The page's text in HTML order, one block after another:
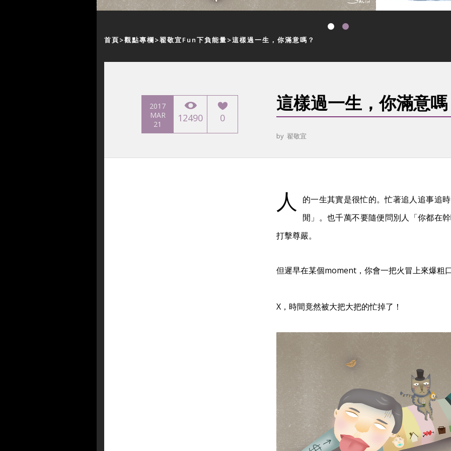
首頁 觀點專欄 翟敬宜Fun下負能量 這樣過一生，你滿意嗎？
2017
MAR
21
12490 0
這樣過一生，你滿意
by 翟敬宜
人
的一生其實是很忙的。忙著追人追事追
閒」。也千萬不要隨便問別人「你都在
打擊尊嚴。
但遲早在某個moment，你會一把火冒上來爆粗
X，時間竟然被大把大把的忙掉了！